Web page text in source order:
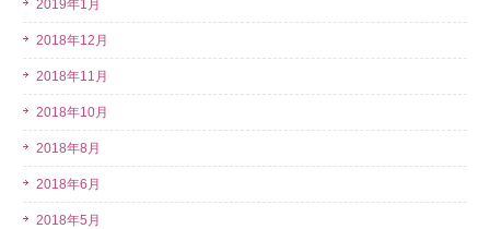
2019年1月
2018年12月
2018年11月
2018年10月
2018年8月
2018年6月
2018年5月